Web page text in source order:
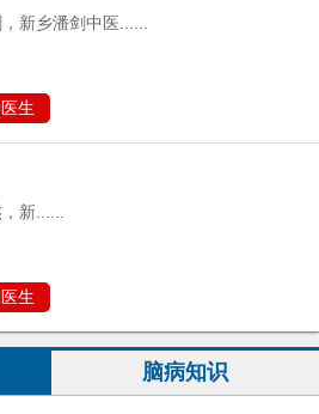
新乡潘剑中医......
生
新......
生
脑病知识